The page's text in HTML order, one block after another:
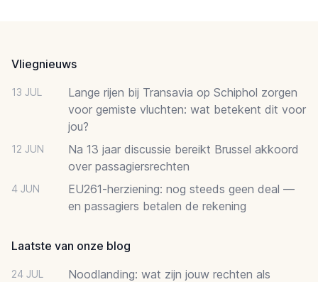
Vliegnieuws
13 JUL
Lange rijen bij Transavia op Schiphol zorgen
voor gemiste vluchten: wat betekent dit voor
jou?
12 JUN
Na 13 jaar discussie bereikt Brussel akkoord
over passagiersrechten
4 JUN
EU261-herziening: nog steeds geen deal —
en passagiers betalen de rekening
Laatste van onze blog
24 JUL
Noodlanding: wat zijn jouw rechten als